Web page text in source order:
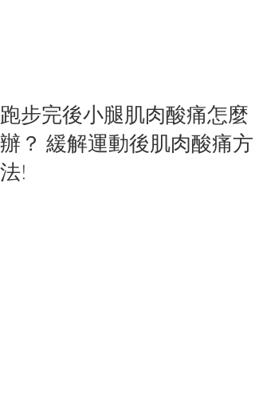
跑步完後小腿肌肉酸痛怎麼
辦？ 緩解運動後肌肉酸痛方
法!